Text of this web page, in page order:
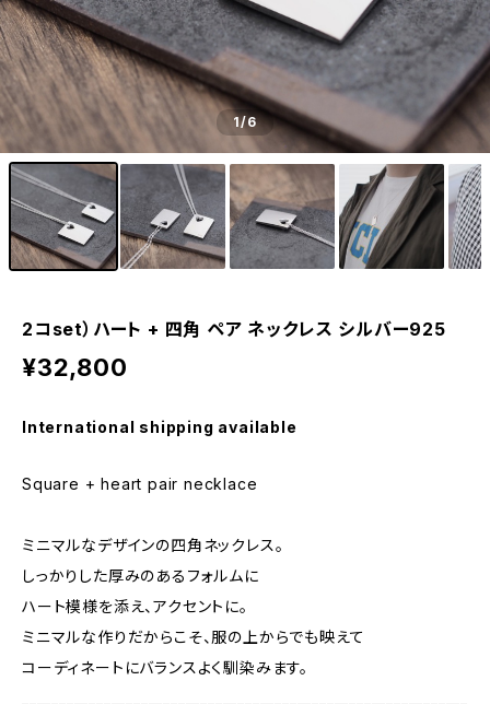
1/6
2コset）ハート + 四角 ペア ネックレス シルバー925
¥32,800
International shipping available
Square + heart pair necklace
ミニマルなデザインの四角ネックレス。
しっかりした厚みのあるフォルムに
ハート模様を添え、アクセントに。
ミニマルな作りだからこそ、服の上からでも映えて
コーディネートにバランスよく馴染みます。